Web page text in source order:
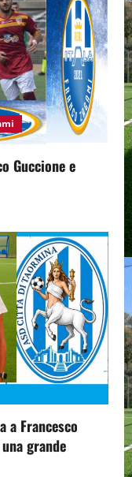
Guccione e
a Francesco
grande